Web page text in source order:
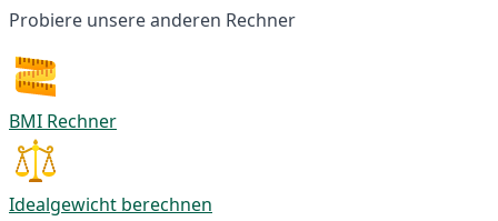
Probiere unsere anderen Rechner
BMI Rechner
Idealgewicht berechnen